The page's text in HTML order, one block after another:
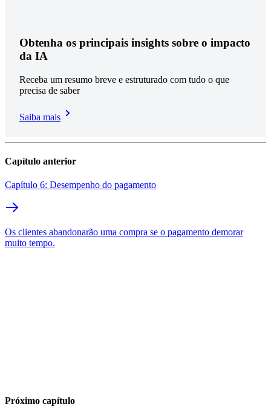
Obtenha os principais insights sobre o impacto
da IA
Receba um resumo breve e estruturado com tudo o que
precisa de saber
Saiba mais
Capítulo anterior
Capítulo 6: Desempenho do pagamento
Os clientes abandonarão uma compra se o pagamento demorar
muito tempo.
Próximo capítulo